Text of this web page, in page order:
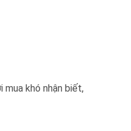
khó nhận biết,